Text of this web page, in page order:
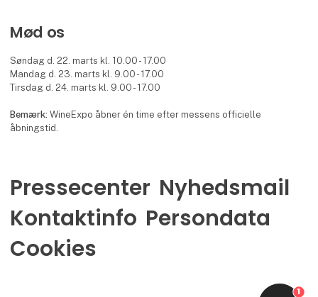
Mød os
Søndag d. 22. marts kl. 10.00 - 17.00
Mandag d. 23. marts kl. 9.00 - 17.00
Tirsdag d. 24. marts kl. 9.00 - 17.00
Bemærk:WineExpo åbner én time efter messens officielle
åbningstid.
Pressecenter Nyhedsmail
Kontaktinfo Persondata
Cookies
1